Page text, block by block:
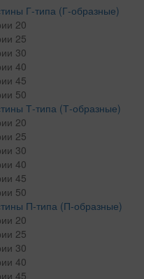
Г-типа (Г-образные)
20
25
30
40
45
50
Т-типа (Т-образные)
20
25
30
40
45
50
П-типа (П-образные)
20
25
30
40
45